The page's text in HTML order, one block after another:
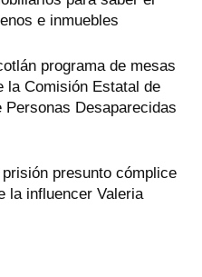
e inmuebles
programa de mesas
la Comisión Estatal de
Personas Desaparecidas
prisión presunto cómplice
la influencer Valeria